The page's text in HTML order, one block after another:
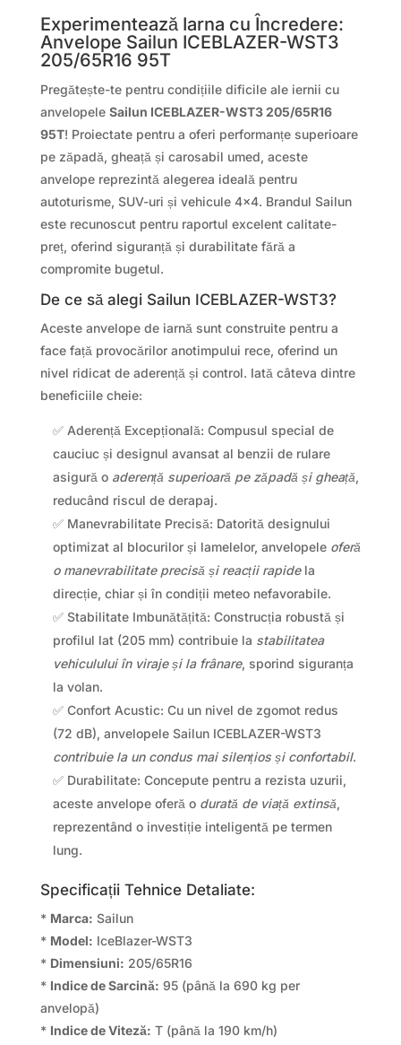
Experimentează Iarna cu Încredere:
Anvelope Sailun ICEBLAZER-WST3
205/65R16 95T
Pregătește-te pentru condițiile dificile ale iernii cu
anvelopele Sailun ICEBLAZER-WST3 205/65R16
95T! Proiectate pentru a oferi performanțe superioare
pe zăpadă, gheață și carosabil umed, aceste
anvelope reprezintă alegerea ideală pentru
autoturisme, SUV-uri și vehicule 4×4. Brandul Sailun
este recunoscut pentru raportul excelent calitate-
preț, oferind siguranță și durabilitate fără a
compromite bugetul.
De ce să alegi Sailun ICEBLAZER-WST3?
Aceste anvelope de iarnă sunt construite pentru a
face față provocărilor anotimpului rece, oferind un
nivel ridicat de aderență și control. Iată câteva dintre
beneficiile cheie:
✅ Aderență Excepțională: Compusul special de
cauciuc și designul avansat al benzii de rulare
asigură o aderență superioară pe zăpadă și gheață,
reducând riscul de derapaj.
✅ Manevrabilitate Precisă: Datorită designului
optimizat al blocurilor și lamelelor, anvelopele oferă
o manevrabilitate precisă și reacții rapidela
direcție, chiar și în condiții meteo nefavorabile.
✅ Stabilitate Imbunătățită: Construcția robustă și
profilul lat (205 mm) contribuie la stabilitatea
vehiculului în viraje și la frânare, sporind siguranța
la volan.
✅ Confort Acustic: Cu un nivel de zgomot redus
(72 dB), anvelopele Sailun ICEBLAZER-WST3
contribuie la un condus mai silențios și confortabil.
✅ Durabilitate: Concepute pentru a rezista uzurii,
aceste anvelope oferă o durată de viață extinsă,
reprezentând o investiție inteligentă pe termen
lung.
Specificații Tehnice Detaliate:
* Marca: Sailun
* Model: IceBlazer-WST3
* Dimensiuni: 205/65R16
* Indice de Sarcină: 95 (până la 690 kg per
anvelopă)
* Indice de Viteză: T (până la 190 km/h)